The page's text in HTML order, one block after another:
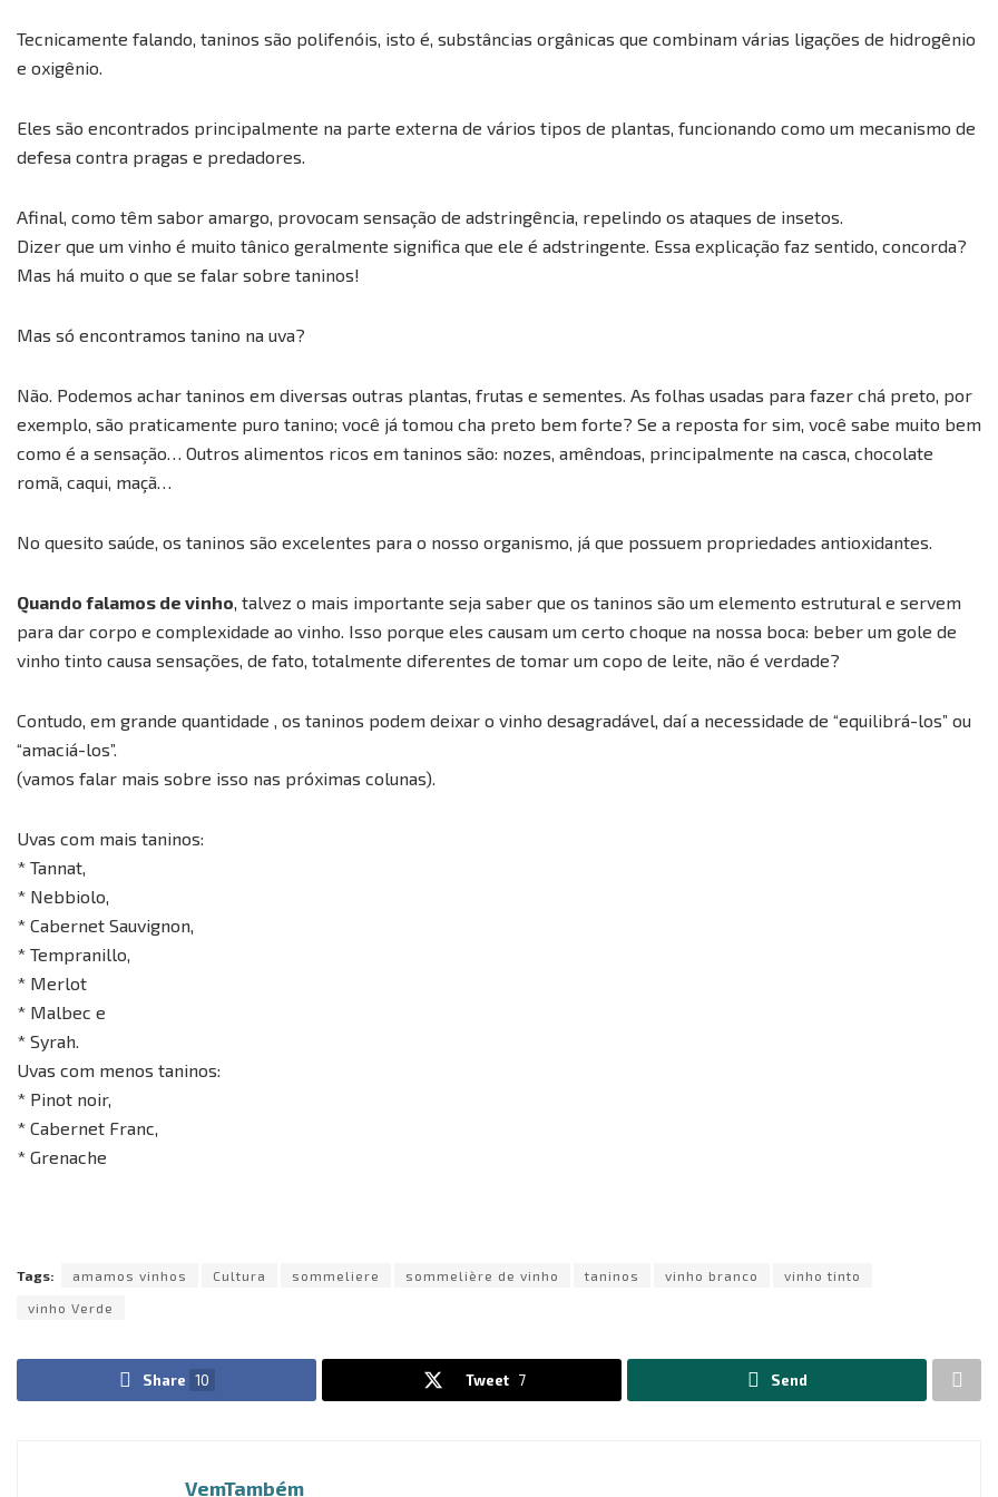
Tecnicamente falando, taninos são polifenóis, isto é, substâncias orgânicas que combinam várias ligações de hidrogênio
e oxigênio.
Eles são encontrados principalmente na parte externa de vários tipos de plantas, funcionando como um mecanismo de
defesa contra pragas e predadores.
Afinal, como têm sabor amargo, provocam sensação de adstringência, repelindo os ataques de insetos.
Dizer que um vinho é muito tânico geralmente significa que ele é adstringente. Essa explicação faz sentido, concorda?
Mas há muito o que se falar sobre taninos!
Mas só encontramos tanino na uva?
Não. Podemos achar taninos em diversas outras plantas, frutas e sementes. As folhas usadas para fazer chá preto, por
exemplo, são praticamente puro tanino; você já tomou cha preto bem forte? Se a reposta for sim, você sabe muito bem
como é a sensação… Outros alimentos ricos em taninos são: nozes, amêndoas, principalmente na casca, chocolate
romã, caqui, maçã…
No quesito saúde, os taninos são excelentes para o nosso organismo, já que possuem propriedades antioxidantes.
Quando falamos de vinho, talvez o mais importante seja saber que os taninos são um elemento estrutural e servem
para dar corpo e complexidade ao vinho. Isso porque eles causam um certo choque na nossa boca: beber um gole de
vinho tinto causa sensações, de fato, totalmente diferentes de tomar um copo de leite, não é verdade?
Contudo, em grande quantidade , os taninos podem deixar o vinho desagradável, daí a necessidade de “equilibrá-los” ou
“amaciá-los”.
(vamos falar mais sobre isso nas próximas colunas).
Uvas com mais taninos:
* Tannat,
* Nebbiolo,
* Cabernet Sauvignon,
* Tempranillo,
* Merlot
* Malbec e
* Syrah.
Uvas com menos taninos:
* Pinot noir,
* Cabernet Franc,
* Grenache
Tags: amamos vinhos Cultura sommeliere sommelière de vinho taninos vinho branco vinho tinto
vinho Verde
Share 10 Tweet 7 Send
VemTambém